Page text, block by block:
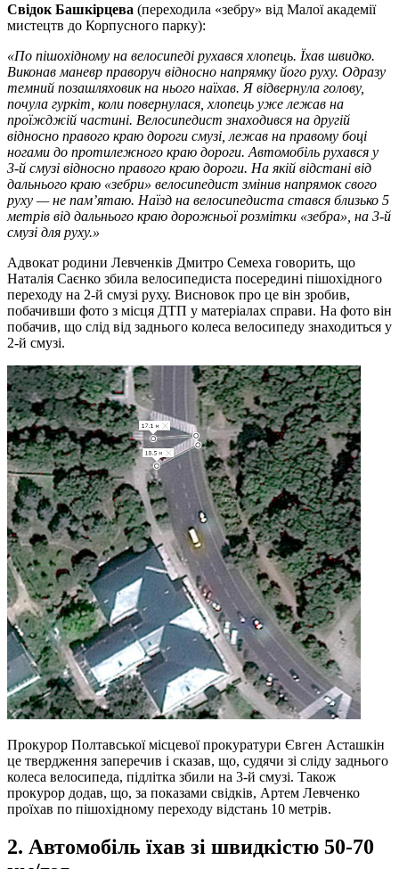
Свідок Башкірцева (переходила «зебру» від Малої академії
мистецтв до Корпусного парку):
«По пішохідному на велосипеді рухався хлопець. Їхав швидко.
Виконав маневр праворуч відносно напрямку його руху. Одразу
темний позашляховик на нього наїхав. Я відвернула голову,
почула гуркіт, коли повернулася, хлопець уже лежав на
проїжджій частині. Велосипедист знаходився на другій
відносно правого краю дороги смузі, лежав на правому боці
ногами до протилежного краю дороги. Автомобіль рухався у
3-й смузі відносно правого краю дороги. На якій відстані від
дальнього краю «зебри» велосипедист змінив напрямок свого
руху — не пам’ятаю. Наїзд на велосипедиста стався близько 5
метрів від дальнього краю дорожньої розмітки «зебра», на 3-й
смузі для руху.»
Адвокат родини Левченків Дмитро Семеха говорить, що
Наталія Саєнко збила велосипедиста посередині пішохідного
переходу на 2-й смузі руху. Висновок про це він зробив,
побачивши фото з місця ДТП у матеріалах справи. На фото він
побачив, що слід від заднього колеса велосипеду знаходиться у
2-й смузі.
Прокурор Полтавської місцевої прокуратури Євген Асташкін
це твердження заперечив і сказав, що, судячи зі сліду заднього
колеса велосипеда, підлітка збили на 3-й смузі. Також
прокурор додав, що, за показами свідків, Артем Левченко
проїхав по пішохідному переходу відстань 10 метрів.
2. Автомобіль їхав зі швидкістю 50-70